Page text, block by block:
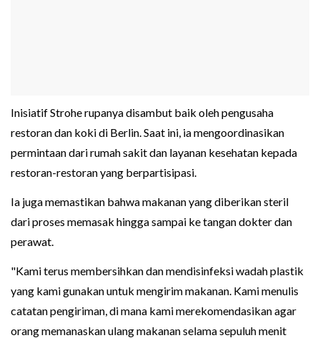
Inisiatif Strohe rupanya disambut baik oleh pengusaha
restoran dan koki di Berlin. Saat ini, ia mengoordinasikan
permintaan dari rumah sakit dan layanan kesehatan kepada
restoran-restoran yang berpartisipasi.
Ia juga memastikan bahwa makanan yang diberikan steril
dari proses memasak hingga sampai ke tangan dokter dan
perawat.
"Kami terus membersihkan dan mendisinfeksi wadah plastik
yang kami gunakan untuk mengirim makanan. Kami menulis
catatan pengiriman, di mana kami merekomendasikan agar
orang memanaskan ulang makanan selama sepuluh menit